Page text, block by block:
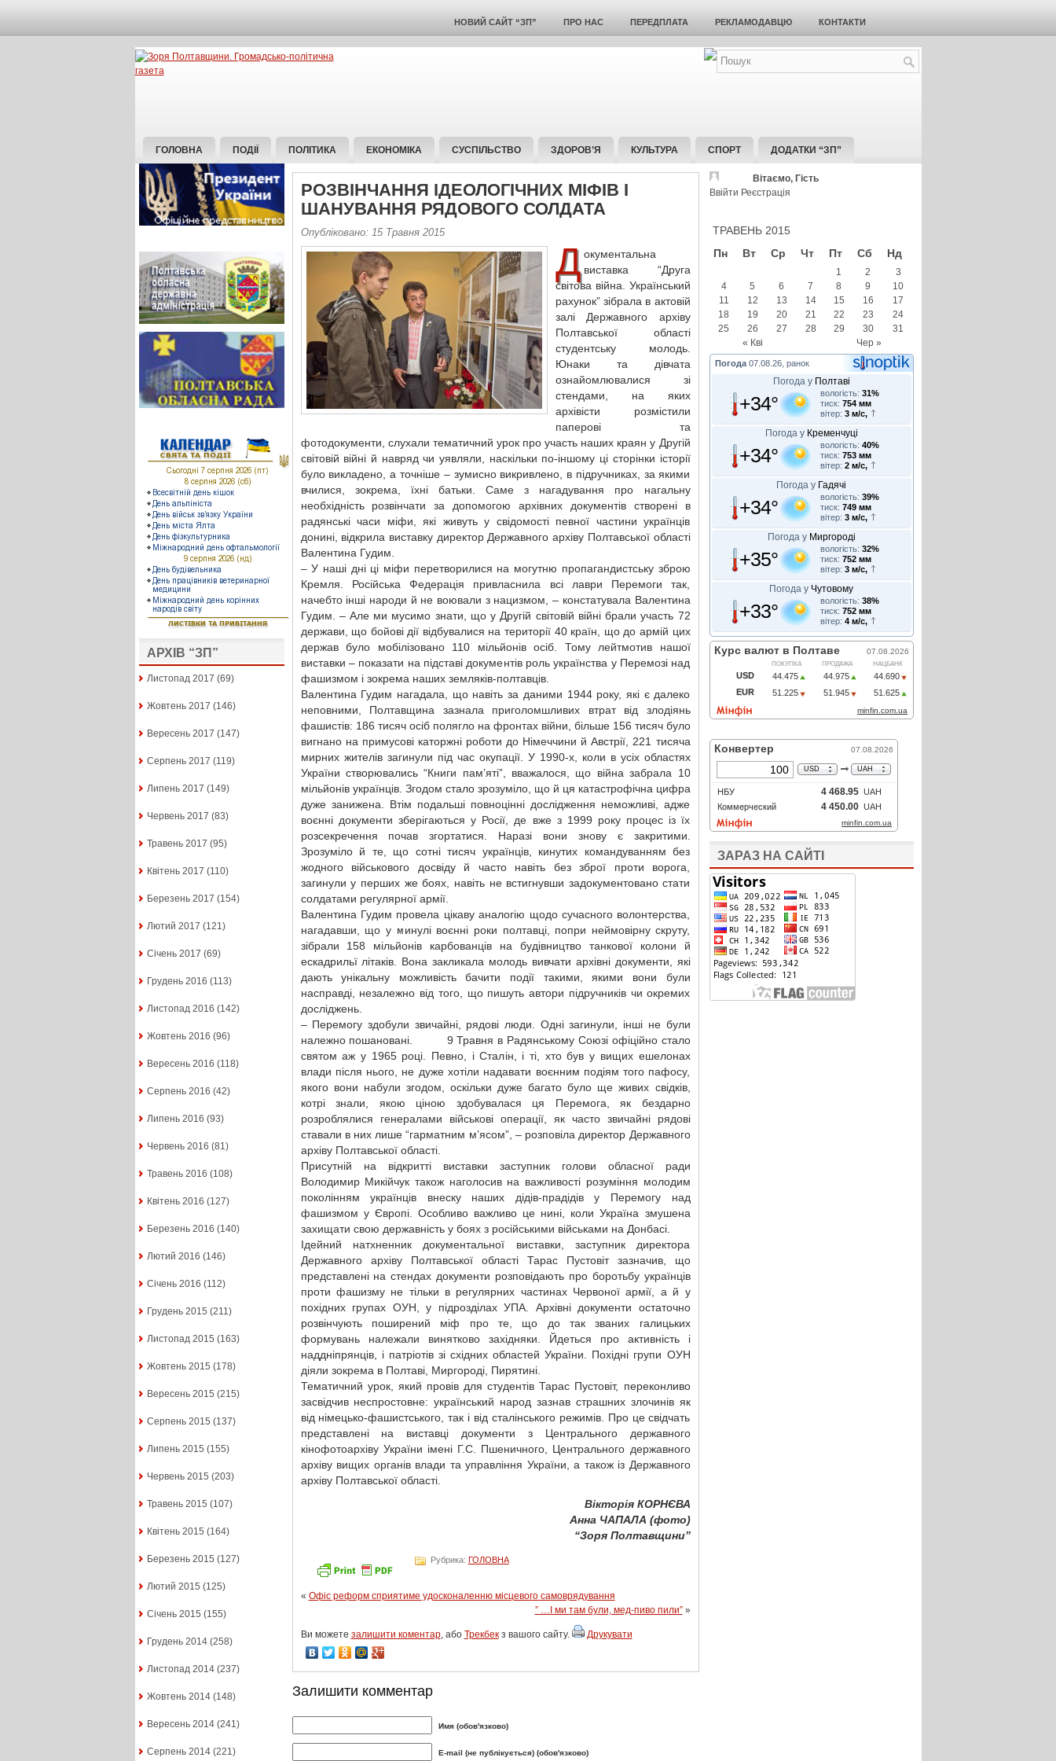
НОВИЙ САЙТ “ЗП” ПРО НАС ПЕРЕДПЛАТА РЕКЛАМОДАВЦЮ КОНТАКТИ
ГОЛОВНА ПОДІЇ ПОЛІТИКА ЕКОНОМІКА СУСПІЛЬСТВО ЗДОРОВ’Я КУЛЬТУРА СПОРТ ДОДАТКИ “ЗП”
АРХІВ “ЗП”
Листопад 2017 (69)
Жовтень 2017 (146)
Вересень 2017 (147)
Серпень 2017 (119)
Липень 2017 (149)
Червень 2017 (83)
Травень 2017 (95)
Квітень 2017 (110)
Березень 2017 (154)
Лютий 2017 (121)
Січень 2017 (69)
Грудень 2016 (113)
Листопад 2016 (142)
Жовтень 2016 (96)
Вересень 2016 (118)
Серпень 2016 (42)
Липень 2016 (93)
Червень 2016 (81)
Травень 2016 (108)
Квітень 2016 (127)
Березень 2016 (140)
Лютий 2016 (146)
Січень 2016 (112)
Грудень 2015 (211)
Листопад 2015 (163)
Жовтень 2015 (178)
Вересень 2015 (215)
Серпень 2015 (137)
Липень 2015 (155)
Червень 2015 (203)
Травень 2015 (107)
Квітень 2015 (164)
Березень 2015 (127)
Лютий 2015 (125)
Січень 2015 (155)
Грудень 2014(258)
Листопад 2014(237)
Жовтень 2014(148)
Вересень 2014(241)
Серпень 2014(221)
РОЗВІНЧАННЯ ІДЕОЛОГІЧНИХ МІФІВ І
ШАНУВАННЯ РЯДОВОГО СОЛДАТА
Опубліковано: 15 Травня 2015
Д окументальна
виставка “Друга
світова війна. Український
рахунок” зібрала в актовій
залі Державного архіву
Полтавської області
студентську молодь.
Юнаки та дівчата
ознайомлювалися зі
стендами, на яких
архівісти розмістили
паперові та
фотодокументи, слухали тематичний урок про участь наших краян у Другій
світовій війні й навряд чи уявляли, наскільки по-іншому ці сторінки історії
було викладено, а точніше – зумисно викривлено, в підручниках, за якими
вчилися, зокрема, їхні батьки. Саме з нагадування про нагальну
необхідність розвінчати за допомогою архівних документів створені в
радянські часи міфи, які живуть у свідомості певної частини українців
донині, відкрила виставку директор Державного архіву Полтавської області
Валентина Гудим.
– У наші дні ці міфи перетворилися на могутню пропагандистську зброю
Кремля. Російська Федерація привласнила всі лаври Перемоги так,
начебто інші народи й не воювали з нацизмом, – констатувала Валентина
Гудим. – Але ми мусимо знати, що у Другій світовій війні брали участь 72
держави, що бойові дії відбувалися на території 40 країн, що до армій цих
держав було мобілізовано 110 мільйонів осіб. Тому лейтмотив нашої
виставки – показати на підставі документів роль українства у Перемозі над
фашизмом і зокрема наших земляків-полтавців.
Валентина Гудим нагадала, що навіть за даними 1944 року, які є далеко
неповними, Полтавщина зазнала приголомшливих втрат від злодіянь
фашистів: 186 тисяч осіб полягло на фронтах війни, більше 156 тисяч було
вигнано на примусові каторжні роботи до Німеччини й Австрії, 221 тисяча
мирних жителів загинули під час окупації. У 1990-х, коли в усіх областях
України створювались “Книги пам’яті”, вважалося, що війна забрала 10
мільйонів українців. Згодом стало зрозуміло, що й ця катастрофічна цифра
дуже занижена. Втім подальші повноцінні дослідження неможливі, адже
воєнні документи зберігаються у Росії, де вже з 1999 року процес із їх
розсекречення почав згортатися. Наразі вони знову є закритими.
Зрозуміло й те, що сотні тисяч українців, кинутих командуванням без
жодного військового досвіду й часто навіть без зброї проти ворога,
загинули у перших же боях, навіть не встигнувши задокументовано стати
солдатами регулярної армії.
Валентина Гудим провела цікаву аналогію щодо сучасного волонтерства,
нагадавши, що у минулі воєнні роки полтавці, попри неймовірну скруту,
зібрали 158 мільйонів карбованців на будівництво танкової колони й
ескадрильї літаків. Вона закликала молодь вивчати архівні документи, які
дають унікальну можливість бачити події такими, якими вони були
насправді, незалежно від того, що пишуть автори підручників чи окремих
досліджень.
– Перемогу здобули звичайні, рядові люди. Одні загинули, інші не були
належно пошановані. 9 Травня в Радянському Союзі офіційно стало
святом аж у 1965 році. Певно, і Сталін, і ті, хто був у вищих ешелонах
влади після нього, не дуже хотіли надавати воєнним подіям того пафосу,
якого вони набули згодом, оскільки дуже багато було ще живих свідків,
котрі знали, якою ціною здобувалася ця Перемога, як бездарно
розроблялися генералами військові операції, як часто звичайні рядові
ставали в них лише “гарматним м’ясом”, – розповіла директор Державного
архіву Полтавської області.
Присутній на відкритті виставки заступник голови обласної ради
Володимир Микійчук також наголосив на важливості розуміння молодим
поколінням українців внеску наших дідів-прадідів у Перемогу над
фашизмом у Європі. Особливо важливо це нині, коли Україна змушена
захищати свою державність у боях з російськими військами на Донбасі.
Ідейний натхненник документальної виставки, заступник директора
Державного архіву Полтавської області Тарас Пустовіт зазначив, що
представлені на стендах документи розповідають про боротьбу українців
проти фашизму не тільки в регулярних частинах Червоної армії, а й у
похідних групах ОУН, у підрозділах УПА. Архівні документи остаточно
розвінчують поширений міф про те, що до так званих галицьких
формувань належали винятково західняки. Йдеться про активність і
наддніпрянців, і патріотів зі східних областей України. Похідні групи ОУН
діяли зокрема в Полтаві, Миргороді, Пирятині.
Тематичний урок, який провів для студентів Тарас Пустовіт, переконливо
засвідчив неспростовне: український народ зазнав страшних злочинів як
від німецько-фашистського, так і від сталінського режимів. Про це свідчать
представлені на виставці документи з Центрального державного
кінофотоархіву України імені Г.С. Пшеничного, Центрального державного
архіву вищих органів влади та управління України, а також із Державного
архіву Полтавської області.
Вікторія КОРНЄВА
Анна ЧАПАЛА (фото)
“Зоря Полтавщини”
Рубрика: ГОЛОВНА
« Офіс реформ сприятиме удосконаленню місцевого самоврядування
” …І ми там були, мед-пиво пили”»
Ви можете залишити коментар, або Трекбекз вашого сайту. Друкувати
Залишити комментар
Имя (обов'язково)
E-mail (не публікується) (обов'язково)
Вітаємо, Гість
Ввійти Реєстрація
ТРАВЕНЬ 2015
Пн
Вт Ср Чт Пт Сб Нд
« Кві Чер »
1 2
3
4
5 6 7 8 9
10
11
12 13 14 15 16
17
18
19 20 21 22 23
24
25
26 27 28 29 30 31
Погода 07.08.26, ранок
Погода у Полтаві
+34° вологість: 31%
тиск: 754 мм
вітер: 3 м/с,
Погода у Кременчуці
+34° вологість: 40%
тиск: 753 мм
вітер: 2 м/с,
Погода у Гадячі
+34° вологість: 39%
тиск: 749 мм
вітер: 3 м/с,
Погода у Миргороді
+35° вологість: 32%
тиск: 752 мм
вітер: 3 м/с,
Погода у Чутовому
+33° вологість: 38%
тиск: 752 мм
вітер: 4 м/с,
ЗАРАЗ НА САЙТІ